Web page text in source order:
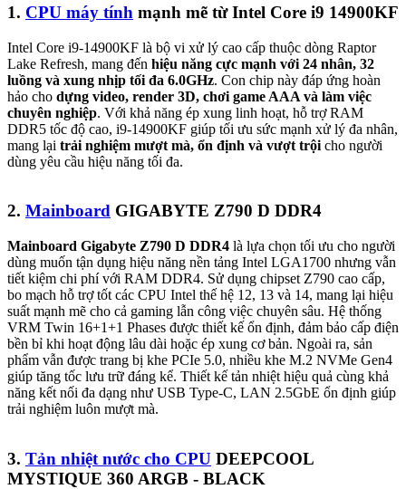
1. CPU máy tính mạnh mẽ từ Intel Core i9 14900KF
Intel Core i9-14900KF là bộ vi xử lý cao cấp thuộc dòng Raptor
Lake Refresh, mang đến hiệu năng cực mạnh với 24 nhân, 32
luồng và xung nhịp tối đa 6.0GHz. Con chip này đáp ứng hoàn
hảo cho dựng video, render 3D, chơi game AAA và làm việc
chuyên nghiệp. Với khả năng ép xung linh hoạt, hỗ trợ RAM
DDR5 tốc độ cao, i9-14900KF giúp tối ưu sức mạnh xử lý đa nhân,
mang lại trải nghiệm mượt mà, ổn định và vượt trội cho người
dùng yêu cầu hiệu năng tối đa.
2. Mainboard GIGABYTE Z790 D DDR4
Mainboard Gigabyte Z790 D DDR4 là lựa chọn tối ưu cho người
dùng muốn tận dụng hiệu năng nền tảng Intel LGA1700 nhưng vẫn
tiết kiệm chi phí với RAM DDR4. Sử dụng chipset Z790 cao cấp,
bo mạch hỗ trợ tốt các CPU Intel thế hệ 12, 13 và 14, mang lại hiệu
suất mạnh mẽ cho cả gaming lẫn công việc chuyên sâu. Hệ thống
VRM Twin 16+1+1 Phases được thiết kế ổn định, đảm bảo cấp điện
bền bỉ khi hoạt động lâu dài hoặc ép xung cơ bản. Ngoài ra, sản
phẩm vẫn được trang bị khe PCIe 5.0, nhiều khe M.2 NVMe Gen4
giúp tăng tốc lưu trữ đáng kể. Thiết kế tản nhiệt hiệu quả cùng khả
năng kết nối đa dạng như USB Type-C, LAN 2.5GbE ổn định giúp
trải nghiệm luôn mượt mà.
3. Tản nhiệt nước cho CPU DEEPCOOL
MYSTIQUE 360 ARGB - BLACK